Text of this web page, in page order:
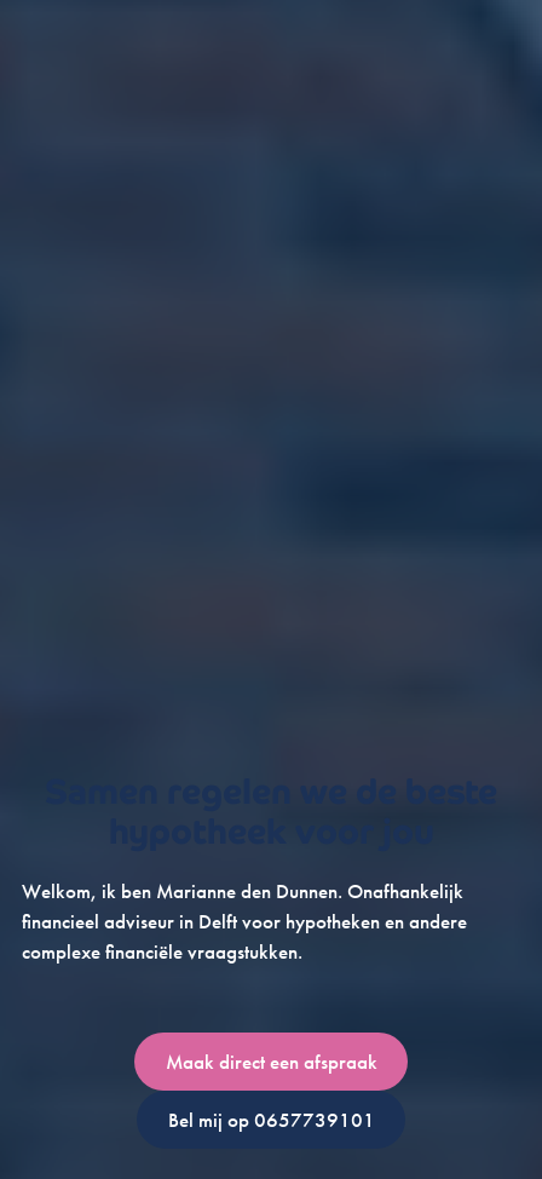
Welkom, ik ben Marianne den Dunnen. Onafhankelijk
financieel adviseur in Delft voor hypotheken en andere
complexe financiële vraagstukken.
Maak direct een afspraak
Bel mij op 0657739101